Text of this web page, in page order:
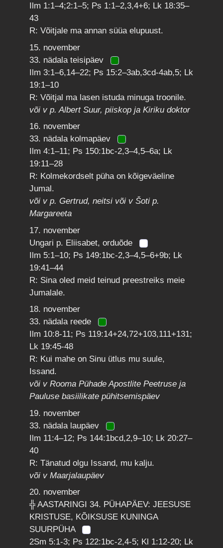
Ilm 1:1–4;2:1–5; Ps 1:1–2,3,4+6; Lk 18:35–
43
R: Võitjale ma annan süüa elupuust.
15. november
33. nädala teisipäev
Ilm 3:1–6,14–22; Ps 15:2–3ab,3cd-4ab,5; Lk
19:1–10
R: Võitjal ma lasen istuda minuga troonile.
või v p. Albert Suur, piiskop ja Kiriku doktor
16. november
33. nädala kolmapäev
Ilm 4:1–11; Ps 150:1bc-2,3–4,5–6a; Lk
19:11–28
R: Kolmekordselt püha on kõigeväeline
Jumal.
või v p. Gertrud, neitsi või v Šoti p.
Margareeta
17. november
Ungari p. Eliisabet, orduõde
Ilm 5:1–10; Ps 149:1bc-2,3–4,5–6+9b; Lk
19:41–44
R: Sina oled meid teinud preestreiks meie
Jumalale.
18. november
33. nädala reede
Ilm 10:8-11; Ps 119:14+24,72+103,111+131;
Lk 19:45-48
R: Kui mahe on Sinu ütlus mu suule,
Issand.
või v Rooma Pühade Apostlite Peetruse ja
Pauluse basiilikate pühitsemispäev
19. november
33. nädala laupäev
Ilm 11:4–12; Ps 144:1bcd,2,9–10; Lk 20:27–
40
R: Tänatud olgu Issand, mu kalju.
või v Maarjalaupäev
20. november
╬ AASTARINGI 34. PÜHAPÄEV: JEESUSE
KRISTUSE, KÕIKSUSE KUNINGA
SUURPÜHA
2Sm 5:1-3; Ps 122:1bc-2,4-5; Kl 1:12-20; Lk